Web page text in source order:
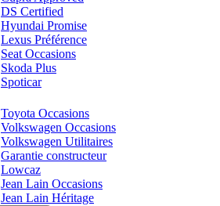
DS Certified
Hyundai Promise
Lexus Préférence
Seat Occasions
Skoda Plus
Spoticar
Toyota Occasions
Volkswagen Occasions
Volkswagen Utilitaires
Garantie constructeur
Lowcaz
Jean Lain Occasions
Jean Lain Héritage